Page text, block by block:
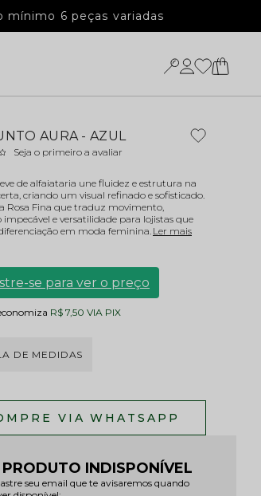
mínimo 6 peças variadas
AURA - AZUL
Seja o primeiro a avaliar
de alfaiataria une fluidez e estrutura na
criando um visual refinado e sofisticado.
Rosa Fina que traduz movimento,
e versatilidade para lojistas que
em moda feminina. Ler mais
se para ver o preço
R$ 7,50 VIA PIX
DE MEDIDAS
PRODUTO INDISPONÍVEL
seu email que te avisaremos quando